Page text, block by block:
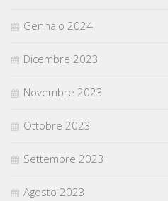
Gennaio 2024
Dicembre 2023
Novembre 2023
Ottobre 2023
Settembre 2023
Agosto 2023